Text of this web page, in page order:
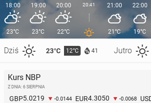
18:00
23°C
Dziś 23°C 12°C 41 Jutro
19:00
23°C
20:00
22°C
20:41 21:00
21°C
22:00
19°C
Kurs NBP
Z DNIA: 6 SIERPNIA
GBP5.0219 -0.0144 EUR4.3050 -0.0068